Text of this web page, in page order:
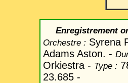
Enregistrement
Orchestre : Syrena
Adams Aston. -
Orkiestra - Type :
23.685 -